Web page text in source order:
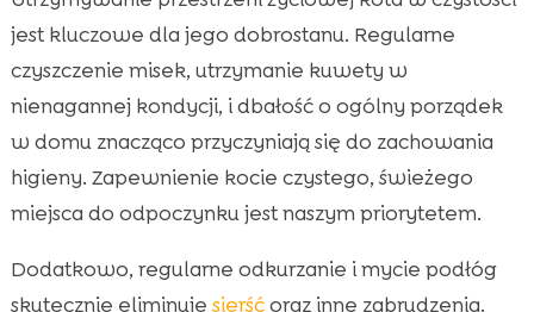
jest kluczowe dla jego dobrostanu. Regularne
czyszczenie misek, utrzymanie kuwety w
nienagannej kondycji, i dbałość o ogólny porządek
w domu znacząco przyczyniają się do zachowania
higieny. Zapewnienie kocie czystego, świeżego
miejsca do odpoczynku jest naszym priorytetem.
Dodatkowo, regularne odkurzanie i mycie podłóg
skutecznie eliminuje sierśćoraz inne zabrudzenia.